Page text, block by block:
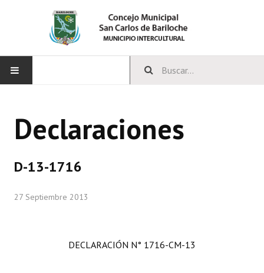
CONCEJO
Comisiones Permanentes
Declaraciones
D-13-1716
27 Septiembre 2013
DECLARACIÓN N° 1716-CM-13